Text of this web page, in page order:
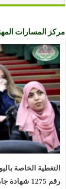
مركز المسارات
التغطية الخاصة
رقم 1275 شهادة جامعية – مؤسسة ناشئة/براءة اختراع